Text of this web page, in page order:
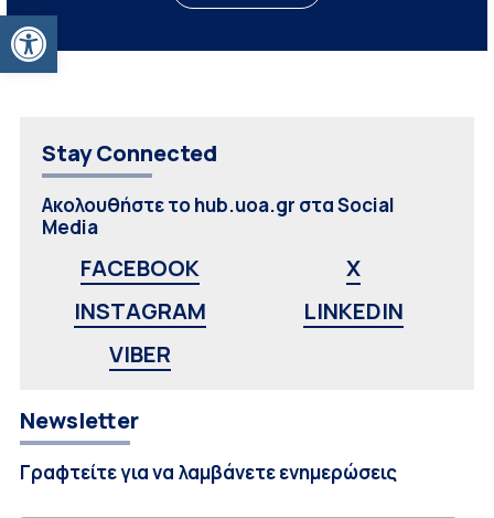
Ανοίξτε τη γραμμή εργαλείων
Stay Connected
Ακολουθήστε το hub.uoa.gr στα Social
Media
FACEBOOK
X
INSTAGRAM
LINKEDIN
VIBER
Newsletter
Γραφτείτε για να λαμβάνετε ενημερώσεις